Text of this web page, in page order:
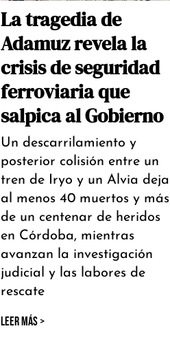
La tragedia de
Adamuz revela la
crisis de seguridad
ferroviaria que
salpica al Gobierno
Un descarrilamiento y
posterior colisión entre un
tren de Iryo y un Alvia deja
al menos 40 muertos y más
de un centenar de heridos
en Córdoba, mientras
avanzan la investigación
judicial y las labores de
rescate
LEER MÁS >